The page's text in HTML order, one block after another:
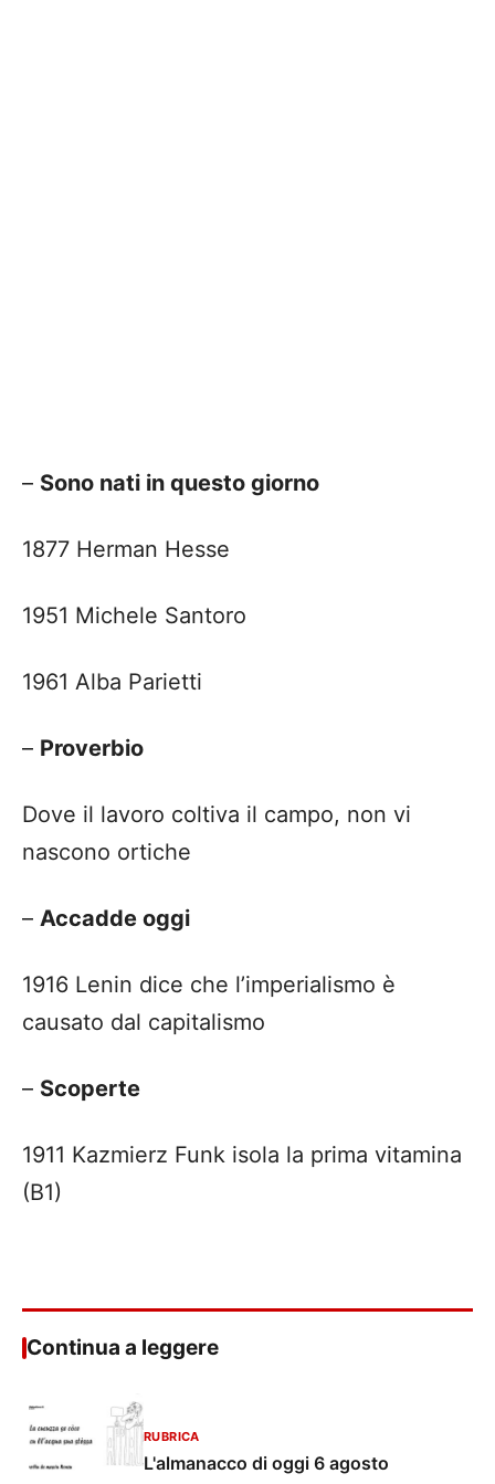
– Sono nati in questo giorno
1877 Herman Hesse
1951 Michele Santoro
1961 Alba Parietti
– Proverbio
Dove il lavoro coltiva il campo, non vi
nascono ortiche
– Accadde oggi
1916 Lenin dice che l’imperialismo è
causato dal capitalismo
– Scoperte
1911 Kazmierz Funk isola la prima vitamina
(B1)
Continua a leggere
RUBRICA
L'almanacco di oggi 6 agosto